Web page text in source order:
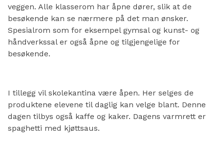
veggen. Alle klasserom har åpne dører, slik at de
besøkende kan se nærmere på det man ønsker.
Spesialrom som for eksempel gymsal og kunst- og
håndverkssal er også åpne og tilgjengelige for
besøkende.
I tillegg vil skolekantina være åpen. Her selges de
produktene elevene til daglig kan velge blant. Denne
dagen tilbys også kaffe og kaker. Dagens varmrett er
spaghetti med kjøttsaus.